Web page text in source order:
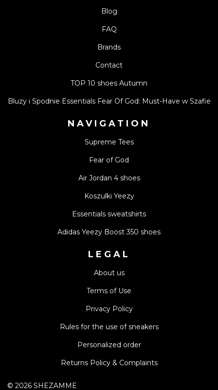
Blog
FAQ
Brands
Contact
TOP 10 shoes Autumn
Bluzy i Spodnie Essentials Fear Of God: Must-Have w Szafie
NAVIGATION
Supreme Tees
Fear of God
Air Jordan 4 shoes
Koszulki Yeezy
Essentials sweatshirts
Adidas Yeezy Boost 350 shoes
LEGAL
About us
Terms of Use
Privacy Policy
Rules for the use of sneakers
Personalized order
Returns Policy & Complaints
© 2026 SHEZAMME